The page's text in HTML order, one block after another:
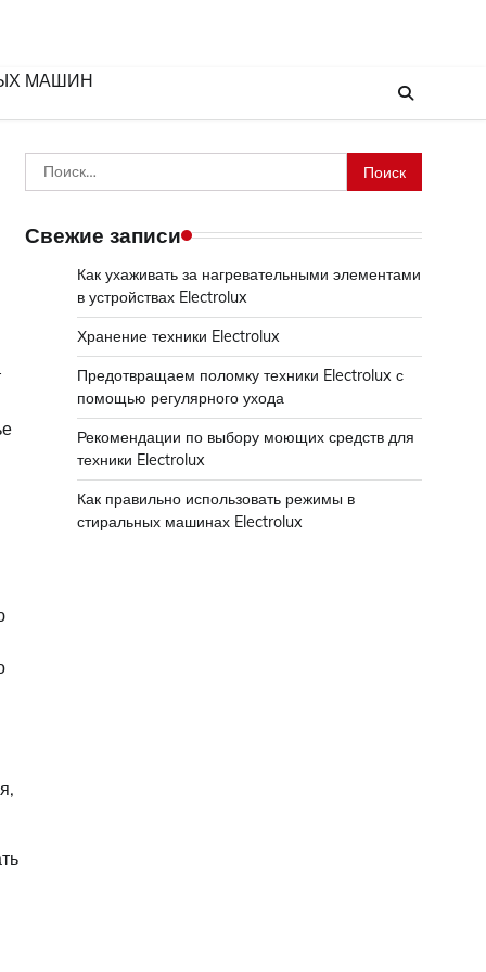
МАШИН
Найти:
Свежие записи
Как ухаживать за нагревательными элементами
в устройствах Electrolux
Хранение техники Electrolux
Предотвращаем поломку техники Electrolux с
помощью регулярного ухода
Рекомендации по выбору моющих средств для
техники Electrolux
Как правильно использовать режимы в
стиральных машинах Electrolux